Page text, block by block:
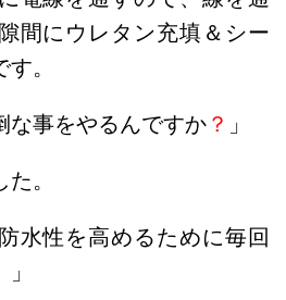
間にウレタン充填＆シー
。
な事をやるんですか ？ 」
。
水性を高めるために毎回